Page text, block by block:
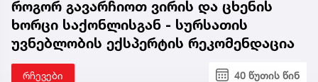
როგორ გავარჩიოთ ვირის და ცხენის
ხორცი საქონლისგან - სურსათის
უვნებლობის ექსპერტის რეკომენდაცია
რჩევები 40 წუთის წინ